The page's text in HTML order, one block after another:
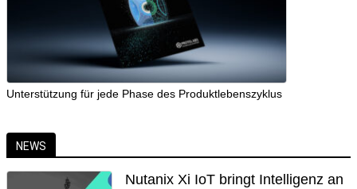
Unterstützung für jede Phase des Produktlebenszyklus
NEWS
Nutanix Xi IoT bringt Intelligenz an